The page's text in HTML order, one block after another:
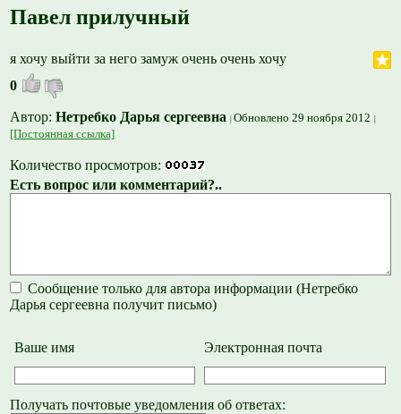
Павел прилучный
я хочу выйти за него замуж очень очень хочу
0
Автор:Нетребко Дарья сергеевна Обновлено 29 ноября 2012
[Постоянная ссылка]
Количество просмотров:
Есть вопрос или комментарий?..
Сообщение только для автора информации (Нетребко
Дарья сергеевна получит письмо)
Ваше имя Электронная почта
Получать почтовые уведомления об ответах: